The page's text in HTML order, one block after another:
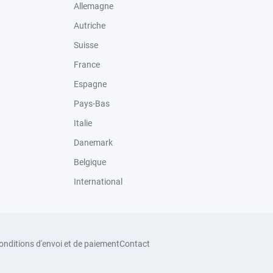
Allemagne
Autriche
Suisse
France
Espagne
Pays-Bas
Italie
Danemark
Belgique
International
d'envoi et de paiementContact